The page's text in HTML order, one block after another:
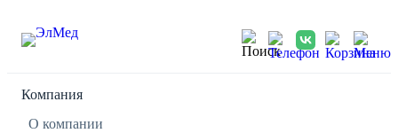
Компания
О компании